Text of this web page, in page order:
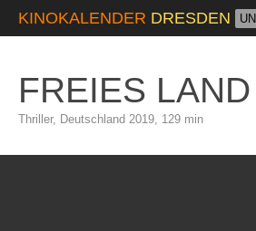
KINOKALENDER DRESDEN
FREIES LAND
Thriller, Deutschland 2019, 129 min